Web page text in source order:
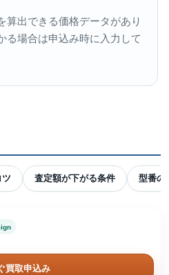
算出できる価格データがあり
る場合は申込み時に入力して
査定額が下がる条件 型番の
買取申込み